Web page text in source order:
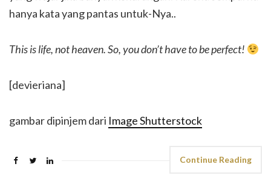
hanya kata yang pantas untuk-Nya..
This is life, not heaven. So, you don’t have to be perfect!
[devieriana]
gambar dipinjem dari Image Shutterstock
Continue Reading